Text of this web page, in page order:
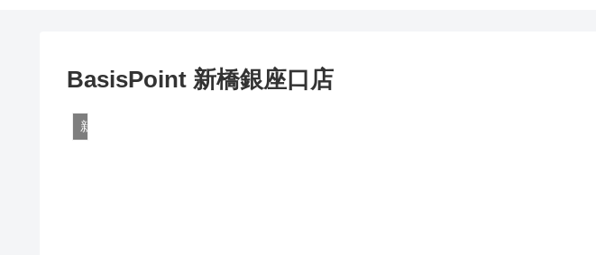
BasisPoint 新橋銀座口店
新橋